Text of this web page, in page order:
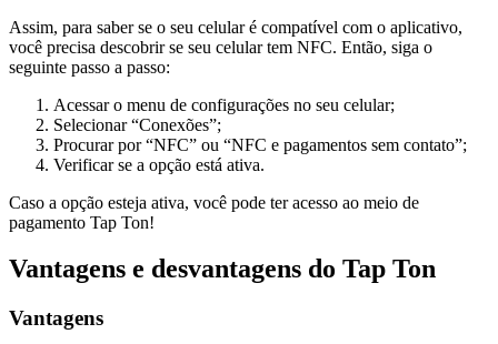
Assim, para saber se o seu celular é compatível com o aplicativo,
você precisa descobrir se seu celular tem NFC. Então, siga o
seguinte passo a passo:
Acessar o menu de configurações no seu celular;
Selecionar “Conexões”;
Procurar por “NFC” ou “NFC e pagamentos sem contato”;
Verificar se a opção está ativa.
Caso a opção esteja ativa, você pode ter acesso ao meio de
pagamento Tap Ton!
Vantagens e desvantagens do Tap Ton
Vantagens